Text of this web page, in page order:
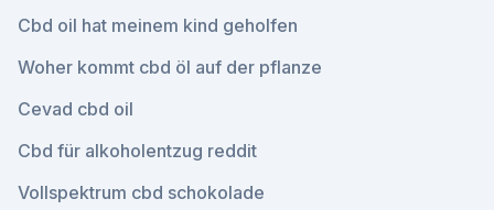
Cbd oil hat meinem kind geholfen
Woher kommt cbd öl auf der pflanze
Cevad cbd oil
Cbd für alkoholentzug reddit
Vollspektrum cbd schokolade